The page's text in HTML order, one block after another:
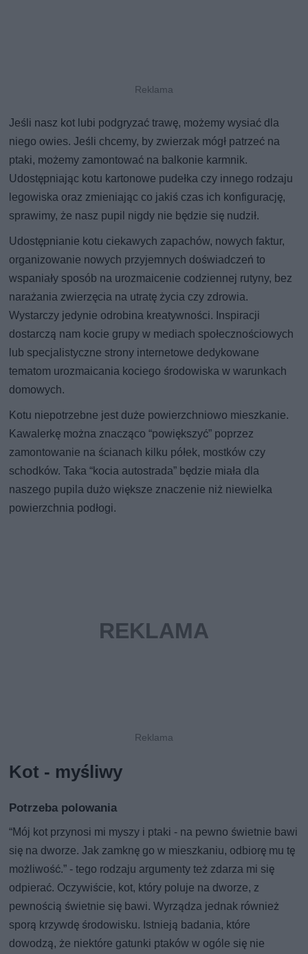
Jeśli nasz kot lubi podgryzać trawę, możemy wysiać dla
niego owies. Jeśli chcemy, by zwierzak mógł patrzeć na
ptaki, możemy zamontować na balkonie karmnik.
Udostępniając kotu kartonowe pudełka czy innego rodzaju
legowiska oraz zmieniając co jakiś czas ich konfigurację,
sprawimy, że nasz pupil nigdy nie będzie się nudził.
Udostępnianie kotu ciekawych zapachów, nowych faktur,
organizowanie nowych przyjemnych doświadczeń to
wspaniały sposób na urozmaicenie codziennej rutyny, bez
narażania zwierzęcia na utratę życia czy zdrowia.
Wystarczy jedynie odrobina kreatywności. Inspiracji
dostarczą nam kocie grupy w mediach społecznościowych
lub specjalistyczne strony internetowe dedykowane
tematom urozmaicania kociego środowiska w warunkach
domowych.
Kotu niepotrzebne jest duże powierzchniowo mieszkanie.
Kawalerkę można znacząco “powiększyć” poprzez
zamontowanie na ścianach kilku półek, mostków czy
schodków. Taka “kocia autostrada” będzie miała dla
naszego pupila dużo większe znaczenie niż niewielka
powierzchnia podłogi.
Kot - myśliwy
Potrzeba polowania
“Mój kot przynosi mi myszy i ptaki - na pewno świetnie bawi
się na dworze. Jak zamknę go w mieszkaniu, odbiorę mu tę
możliwość.” - tego rodzaju argumenty też zdarza mi się
odpierać. Oczywiście, kot, który poluje na dworze, z
pewnością świetnie się bawi. Wyrządza jednak również
sporą krzywdę środowisku. Istnieją badania, które
dowodzą, że niektóre gatunki ptaków w ogóle się nie